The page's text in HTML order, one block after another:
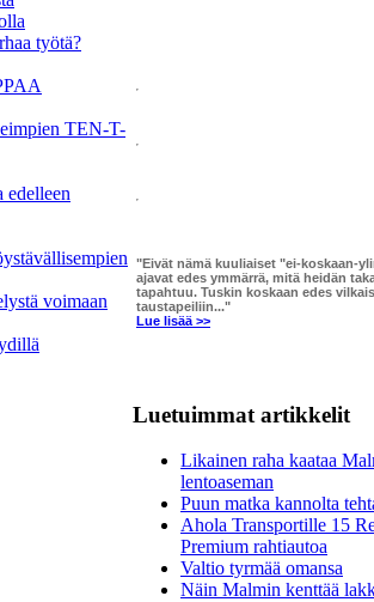
työtä?
TEN-T-
edelleen
voimaan
"Eivät nämä kuuliaiset "ei-koskaan-
ajavat edes ymmärrä, mitä heidän
tapahtuu. Tuskin koskaan edes
taustapeiliin..."
Lue lisää >>
Luetuimmat artikkelit
Likainen raha kaataa
lentoaseman
Puun matka kannolta
Ahola Transportille 15
Premium rahtiautoa
Valtio tyrmää omansa
Näin Malmin kenttää